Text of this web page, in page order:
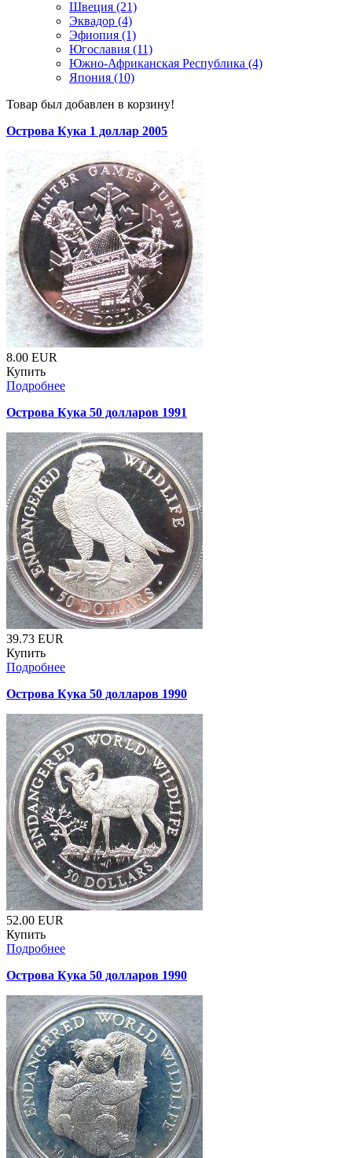
Швеция (21)
Эквадор (4)
Эфиопия (1)
Югославия (11)
Южно-Африканская Республика (4)
Япония (10)
Товар был добавлен в корзину!
Острова Кука 1 доллар 2005
8.00 EUR
Купить
Подробнее
Острова Кука 50 долларов 1991
39.73 EUR
Купить
Подробнее
Острова Кука 50 долларов 1990
52.00 EUR
Купить
Подробнее
Острова Кука 50 долларов 1990